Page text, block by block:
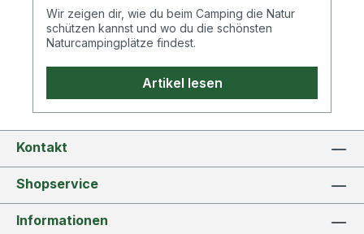
Wir zeigen dir, wie du beim Camping die Natur
schützen kannst und wo du die schönsten
Naturcampingplätze findest.
Artikel lesen
Kontakt
Shopservice
Informationen